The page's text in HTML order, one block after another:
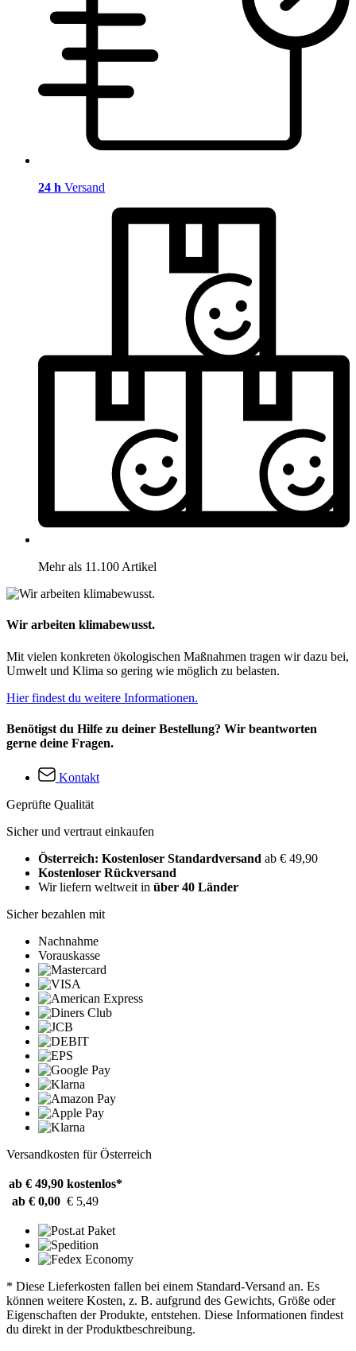
24 h Versand
Mehr als 11.100 Artikel
Wir arbeiten klimabewusst.
Mit vielen konkreten ökologischen Maßnahmen tragen wir dazu bei,
Umwelt und Klima so gering wie möglich zu belasten.
Hier findest du weitere Informationen.
Benötigst du Hilfe zu deiner Bestellung? Wir beantworten
gerne deine Fragen.
Kontakt
Geprüfte Qualität
Sicher und vertraut einkaufen
Österreich: Kostenloser Standardversand ab € 49,90
Kostenloser Rückversand
Wir liefern weltweit in über 40 Länder
Sicher bezahlen mit
Nachnahme
Vorauskasse
Versandkosten für Österreich
ab € 49,90 kostenlos*
ab € 0,00 € 5,49
* Diese Lieferkosten fallen bei einem Standard-Versand an. Es
können weitere Kosten, z. B. aufgrund des Gewichts, Größe oder
Eigenschaften der Produkte, entstehen. Diese Informationen findest
du direkt in der Produktbeschreibung.